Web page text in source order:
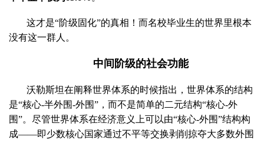
这才是“阶级固化”的真相！而名校毕业生的世界里根本
没有这一群人。
中间阶级的社会功能
沃勒斯坦在阐释世界体系的时候指出，世界体系的结构
是“核心-半外围-外围”，而不是简单的二元结构“核心-外
围”。尽管世界体系在经济意义上可以由“核心-外围”结构构
成——即少数核心国家通过不平等交换剥削掠夺大多数外围